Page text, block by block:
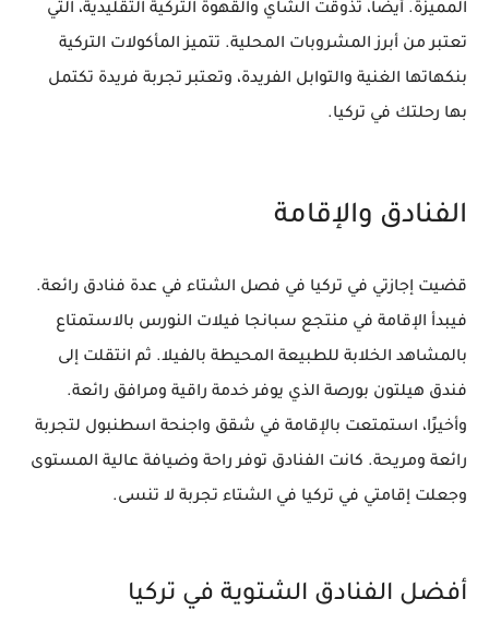
المميزة. أيضًا، تذوقت الشاي والقهوة التركية التقليدية، التي
تعتبر من أبرز المشروبات المحلية. تتميز المأكولات التركية
بنكهاتها الغنية والتوابل الفريدة، وتعتبر تجربة فريدة تكتمل
بها رحلتك في تركيا.
الفنادق والإقامة
قضيت إجازتي في تركيا في فصل الشتاء في عدة فنادق رائعة.
فيبدأ الإقامة في منتجع سبانجا فيلات النورس بالاستمتاع
بالمشاهد الخلابة للطبيعة المحيطة بالفيلا. ثم انتقلت إلى
فندق هيلتون بورصة الذي يوفر خدمة راقية ومرافق رائعة.
وأخيرًا، استمتعت بالإقامة في شقق واجنحة اسطنبول لتجربة
رائعة ومريحة. كانت الفنادق توفر راحة وضيافة عالية المستوى
وجعلت إقامتي في تركيا في الشتاء تجربة لا تنسى.
أفضل الفنادق الشتوية في تركيا